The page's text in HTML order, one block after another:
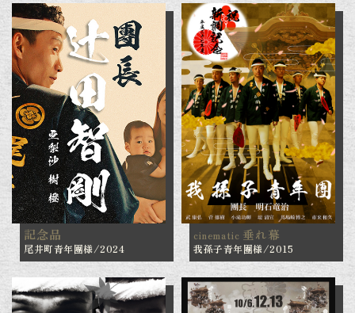
記念品
尾井町青年團様/2024
cinematic 垂れ幕
我孫子青年團様/2015